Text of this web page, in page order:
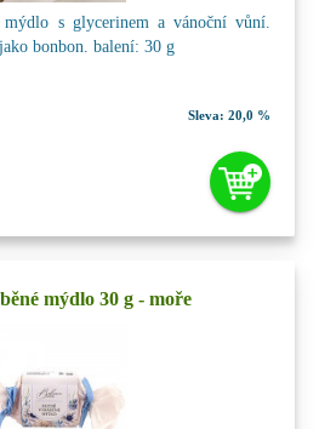
mýdlo s glycerinem a vánoční vůní.
bonbon. balení: 30 g
Sleva: 20,0 %
mýdlo 30 g - moře